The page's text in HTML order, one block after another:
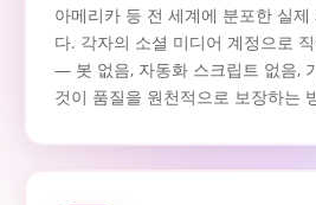
아메리카 등 전 세계에 분포한 실
다. 각자의 소셜 미디어 계정으로
— 봇 없음, 자동화 스크립트 없음,
것이 품질을 원천적으로 보장하는